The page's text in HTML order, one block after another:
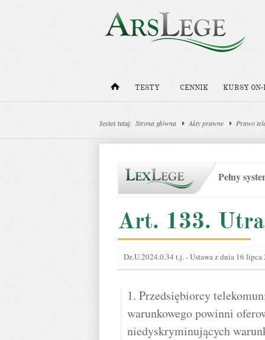
TESTY CENNIK KURSY
Jesteś tutaj: Strona główna Akty prawne Prawo
Pełny
Art. 133.
Dz.U.2024.0.34 t.j.-Ustawa z dnia 16
1. Przedsiębiorcy
warunkowego powinni
niedyskryminujących